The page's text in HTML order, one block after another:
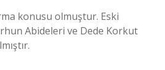
konusu olmuştur. Eski
Abideleri ve Dede Korkut